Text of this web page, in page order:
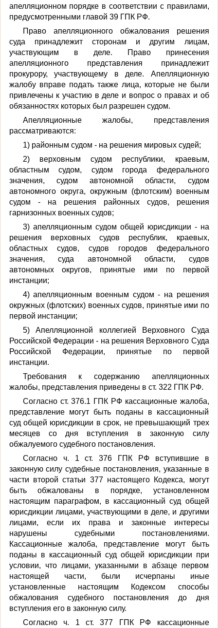
апелляционном порядке в соответствии с правилами,
предусмотренными главой 39 ГПК РФ.
Право апелляционного обжалования решения
суда принадлежит сторонам и другим лицам,
участвующим в деле. Право принесения
апелляционного представления принадлежит
прокурору, участвующему в деле. Апелляционную
жалобу вправе подать также лица, которые не были
привлечены к участию в деле и вопрос о правах и об
обязанностях которых был разрешен судом.
Апелляционные жалобы, представления
рассматриваются:
1) районным судом - на решения мировых судей;
2) верховным судом республики, краевым,
областным судом, судом города федерального
значения, судом автономной области, судом
автономного округа, окружным (флотским) военным
судом - на решения районных судов, решения
гарнизонных военных судов;
3) апелляционным судом общей юрисдикции - на
решения верховных судов республик, краевых,
областных судов, судов городов федерального
значения, суда автономной области, судов
автономных округов, принятые ими по первой
инстанции;
4) апелляционным военным судом - на решения
окружных (флотских) военных судов, принятые ими по
первой инстанции;
5) Апелляционной коллегией Верховного Суда
Российской Федерации - на решения Верховного Суда
Российской Федерации, принятые по первой
инстанции.
Требования к содержанию апелляционных
жалобы, представления приведены в ст. 322 ГПК РФ.
Согласно ст. 376.1 ГПК РФ кассационные жалоба,
представление могут быть поданы в кассационный
суд общей юрисдикции в срок, не превышающий трех
месяцев со дня вступления в законную силу
обжалуемого судебного постановления.
Согласно ч. 1 ст. 376 ГПК РФ вступившие в
законную силу судебные постановления, указанные в
части второй статьи 377 настоящего Кодекса, могут
быть обжалованы в порядке, установленном
настоящим параграфом, в кассационный суд общей
юрисдикции лицами, участвующими в деле, и другими
лицами, если их права и законные интересы
нарушены судебными постановлениями.
Кассационные жалоба, представление могут быть
поданы в кассационный суд общей юрисдикции при
условии, что лицами, указанными в абзаце первом
настоящей части, были исчерпаны иные
установленные настоящим Кодексом способы
обжалования судебного постановления до дня
вступления его в законную силу.
Согласно ч. 1 ст. 377 ГПК РФ кассационные